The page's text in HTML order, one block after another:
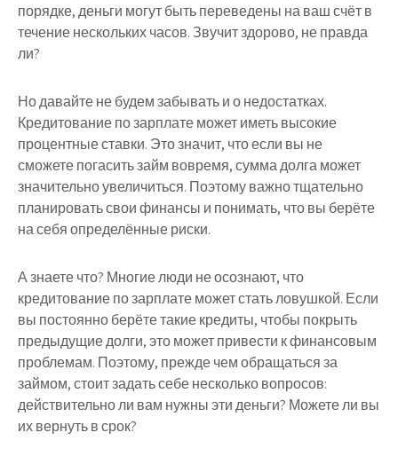
порядке, деньги могут быть переведены на ваш счёт в
течение нескольких часов. Звучит здорово, не правда
ли?
Но давайте не будем забывать и о недостатках.
Кредитование по зарплате может иметь высокие
процентные ставки. Это значит, что если вы не
сможете погасить займ вовремя, сумма долга может
значительно увеличиться. Поэтому важно тщательно
планировать свои финансы и понимать, что вы берёте
на себя определённые риски.
А знаете что? Многие люди не осознают, что
кредитование по зарплате может стать ловушкой. Если
вы постоянно берёте такие кредиты, чтобы покрыть
предыдущие долги, это может привести к финансовым
проблемам. Поэтому, прежде чем обращаться за
займом, стоит задать себе несколько вопросов:
действительно ли вам нужны эти деньги? Можете ли вы
их вернуть в срок?